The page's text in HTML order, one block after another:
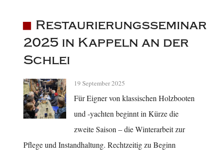
Restaurierungsseminar
2025 in Kappeln an der
Schlei
19 September 2025
Für Eigner von klassischen Holzbooten
und -yachten beginnt in Kürze die
zweite Saison – die Winterarbeit zur
Pflege und Instandhaltung. Rechtzeitig zu Beginn